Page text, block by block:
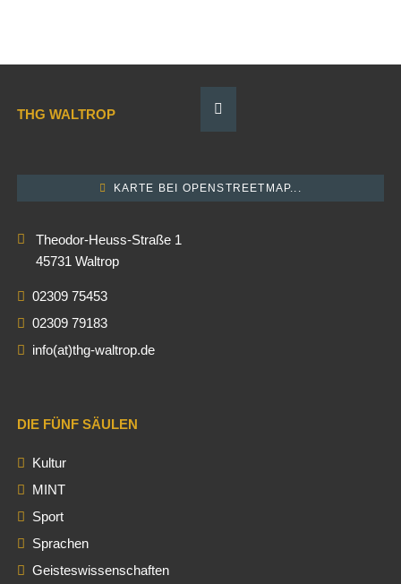
THG WALTROP
KARTE BEI OPENSTREETMAP...
Theodor-Heuss-Straße 1
45731 Waltrop
02309 75453
02309 79183
info(at)thg-waltrop.de
DIE FÜNF SÄULEN
Kultur
MINT
Sport
Sprachen
Geisteswissenschaften